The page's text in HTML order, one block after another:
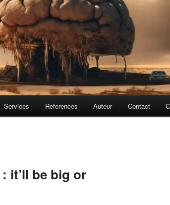
Services References Auteur Contact
it’ll be big or